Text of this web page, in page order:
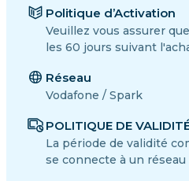
Politique d’Activation
Veuillez vous assurer
les 60 jours suivant
Réseau
Vodafone / Spark
POLITIQUE DE
La période de validité
se connecte à un